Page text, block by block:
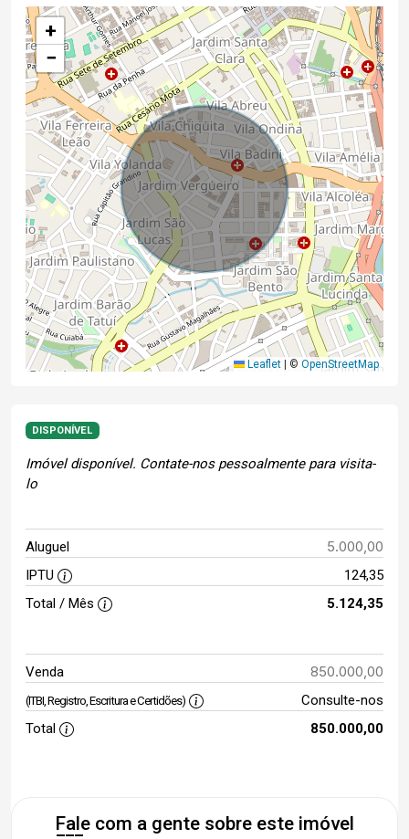
+
−
Leaflet © OpenStreetMap
DISPONÍVEL
Imóvel disponível. Contate-nos pessoalmente para visita-
lo
Aluguel 5.000,00
IPTU
124,35
Total / Mês
5.124,35
Venda 850.000,00
(ITBI, Registro, Escritura e Certidões)
Consulte-nos
Total
850.000,00
Fale com a gente sobre este imóvel